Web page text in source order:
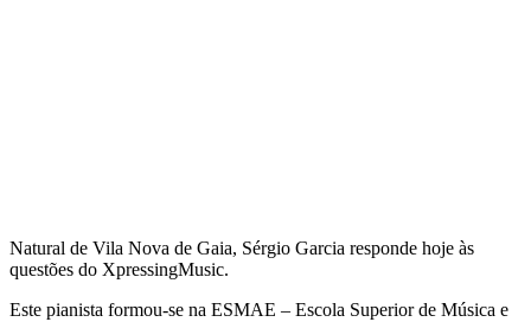
Natural de Vila Nova de Gaia, Sérgio Garcia responde hoje às
questões do XpressingMusic.
Este pianista formou-se na ESMAE – Escola Superior de Música e